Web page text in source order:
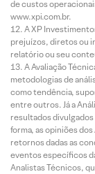
de custos
www.xpi.com.br.
A XP
prejuízos, diretos ou
relatório ou seu
A Avaliação
metodologias de
como tendência,
entre outros. Já a
resultados
forma, as opiniões
retornos dadas as
eventos específicos
Analistas Técnicos,